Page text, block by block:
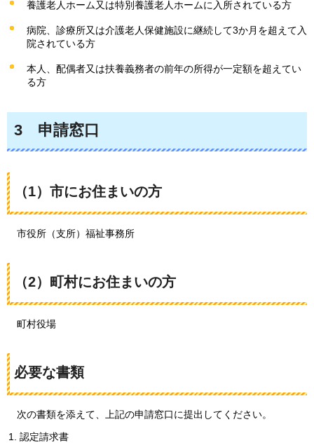
養護老人ホーム又は特別養護老人ホームに入所されている方
病院、診療所又は介護老人保健施設に継続して3か月を超えて入
院されている方
本人、配偶者又は扶養義務者の前年の所得が一定額を超えてい
る方
3 申請窓口
（1）市にお住まいの方
市役所 （支所）福祉事務所
（2）町村にお住まいの方
町村役場
必要な書類
次の書類を添えて、上記の申請窓口に提出してください。
認定請求書